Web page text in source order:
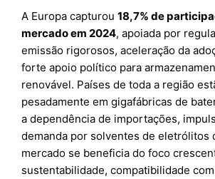
A Europa capturou18,7% de
mercado em 2024, apoiada por
emissão rigorosos, aceleração da
forte apoio político para
renovável. Países de toda a região
pesadamente em gigafábricas de
a dependência de importações,
demanda por solventes de eletrólitos
mercado se beneficia do foco
sustentabilidade, compatibilidade